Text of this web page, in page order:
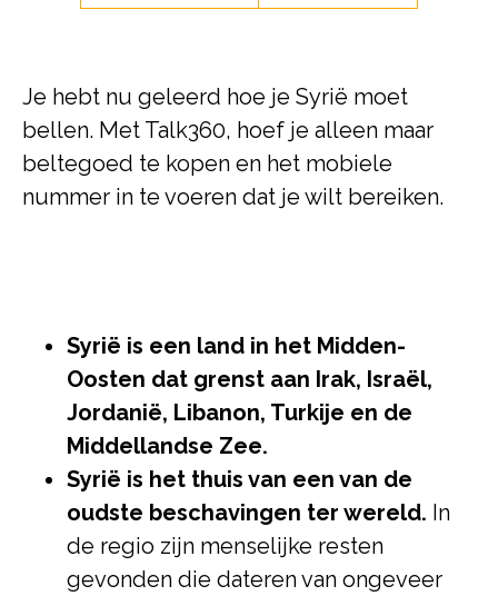
Je hebt nu geleerd hoe je Syrië moet
bellen. Met Talk360, hoef je alleen maar
beltegoed te kopen en het mobiele
nummer in te voeren dat je wilt bereiken.
Syrië is een land in het Midden-
Oosten dat grenst aan Irak, Israël,
Jordanië, Libanon, Turkije en de
Middellandse Zee.
Syrië is het thuis van een van de
oudste beschavingen ter wereld. In
de regio zijn menselijke resten
gevonden die dateren van ongeveer